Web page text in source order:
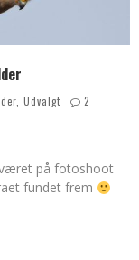
, Udvalgt
2
på fotoshoot
fundet frem